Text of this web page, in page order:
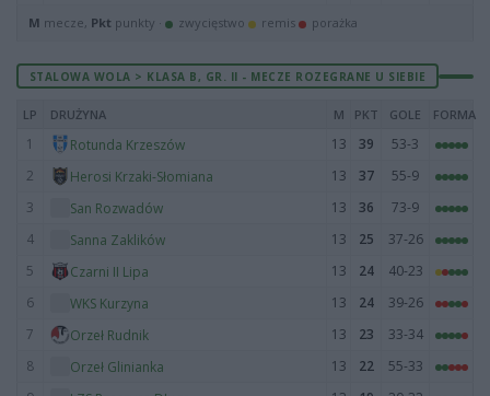
M mecze, Pkt punkty · zwycięstwo remis porażka
STALOWA WOLA > KLASA B, GR. II - MECZE ROZEGRANE U SIEBIE
LP DRUŻYNA M PKT GOLE FORMA
1 Rotunda Krzeszów 13 39
53-3
2
Herosi Krzaki-Słomiana 13 37
55-9
3
San Rozwadów 13 36
73-9
4
Sanna Zaklików 13 25
37-26
5
Czarni II Lipa 13 24
40-23
6
WKS Kurzyna 13 24
39-26
7
Orzeł Rudnik 13 23
33-34
8
Orzeł Glinianka 13 22
55-33